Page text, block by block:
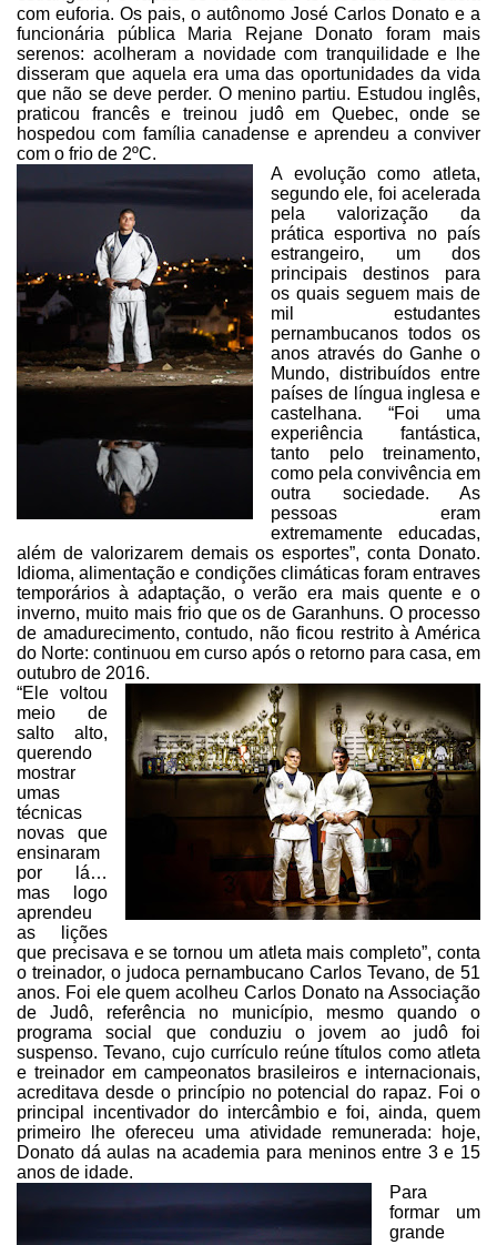
com euforia. Os pais, o autônomo José Carlos Donato e a
funcionária pública Maria Rejane Donato foram mais
serenos: acolheram a novidade com tranquilidade e lhe
disseram que aquela era uma das oportunidades da vida
que não se deve perder. O menino partiu. Estudou inglês,
praticou francês e treinou judô em Quebec, onde se
hospedou com família canadense eaprendeu a conviver
com o frio de 2ºC.
A evolução como atleta,
segundo ele, foi acelerada
pela valorização da
prática esportiva no país
estrangeiro, um dos
principais destinos para
os quais seguem mais de
mil estudantes
pernambucanos todos os
anos através do Ganhe o
Mundo, distribuídos entre
países de língua inglesa e
castelhana. “Foi uma
experiência fantástica,
tanto pelo treinamento,
como pela convivência em
outra sociedade. As
pessoas eram
extremamente educadas,
além de valorizarem demais os esportes”, conta Donato.
Idioma, alimentação e condições climáticas foramentraves
temporários à adaptação, o verão era mais quente e o
inverno, muitomais frio que os de Garanhuns. O processo
de amadurecimento, contudo, não ficou restrito à América
do Norte: continuou em curso após o retorno para casa, em
outubro de 2016.
“Ele voltou
meio de
salto alto,
querendo
mostrar
umas
técnicas
novas que
ensinaram
por lá…
mas logo
aprendeu
as lições
que precisava e se tornou umatleta mais completo”, conta
o treinador, o judoca pernambucano Carlos Tevano, de 51
anos. Foi ele quem acolheu Carlos Donato na Associação
de Judô, referência no município, mesmo quando o
programa social que conduziu o jovem aojudô foi
suspenso. Tevano, cujo currículo reúne títulos como atleta
e treinadorem campeonatos brasileiros e internacionais,
acreditava desde o princípio nopotencial do rapaz. Foi o
principal incentivador do intercâmbio e foi, ainda, quem
primeiro lhe ofereceu uma atividade remunerada: hoje,
Donato dá aulas na academia para meninos entre 3 e 15
anos de idade.
Para
formar um
grande